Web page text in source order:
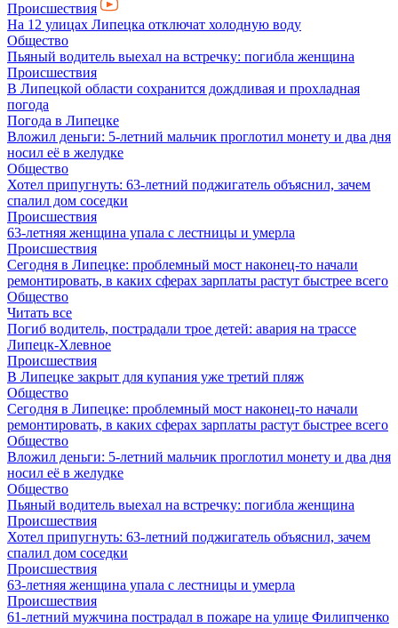
Происшествия
На 12 улицах Липецка отключат холодную воду
Общество
Пьяный водитель выехал на встречку: погибла женщина
Происшествия
В Липецкой области сохранится дождливая и прохладная
погода
Погода в Липецке
Вложил деньги: 5-летний мальчик проглотил монету и два дня
носил её в желудке
Общество
Хотел припугнуть: 63-летний поджигатель объяснил, зачем
спалил дом соседки
Происшествия
63-летняя женщина упала с лестницы и умерла
Происшествия
Сегодня в Липецке: проблемный мост наконец-то начали
ремонтировать, в каких сферах зарплаты растут быстрее всего
Общество
Читать все
Погиб водитель, пострадали трое детей: авария на трассе
Липецк-Хлевное
Происшествия
В Липецке закрыт для купания уже третий пляж
Общество
Сегодня в Липецке: проблемный мост наконец-то начали
ремонтировать, в каких сферах зарплаты растут быстрее всего
Общество
Вложил деньги: 5-летний мальчик проглотил монету и два дня
носил её в желудке
Общество
Пьяный водитель выехал на встречку: погибла женщина
Происшествия
Хотел припугнуть: 63-летний поджигатель объяснил, зачем
спалил дом соседки
Происшествия
63-летняя женщина упала с лестницы и умерла
Происшествия
61-летний мужчина пострадал в пожаре на улице Филипченко